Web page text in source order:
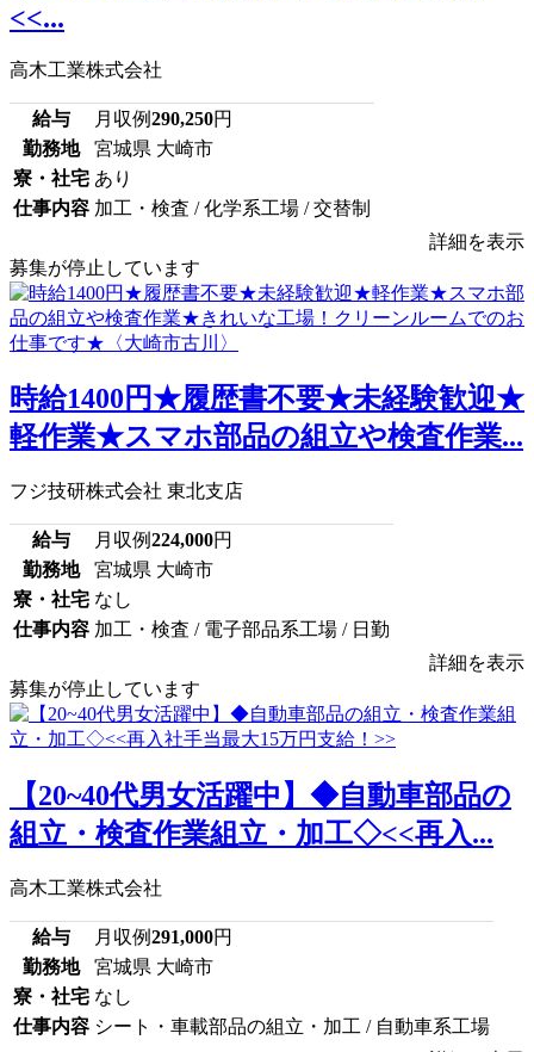
<<...
高木工業株式会社
給与 月収例290,250円
勤務地
宮城県 大崎市
寮・社宅 あり
仕事内容 加工・検査 / 化学系工場 / 交替制
詳細を表示
募集が停止しています
時給1400円★履歴書不要★未経験歓迎★
軽作業★スマホ部品の組立や検査作業...
フジ技研株式会社 東北支店
給与 月収例224,000円
勤務地
宮城県 大崎市
寮・社宅 なし
仕事内容 加工・検査 / 電子部品系工場 / 日勤
詳細を表示
募集が停止しています
【20~40代男女活躍中】◆自動車部品の
組立・検査作業組立・加工◇<<再入...
高木工業株式会社
給与 月収例291,000円
勤務地
宮城県 大崎市
寮・社宅 なし
仕事内容 シート・車載部品の組立・加工 / 自動車系工場